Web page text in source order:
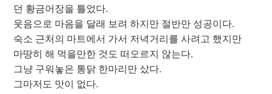
던 황금어장을 틀었다.
웃음으로 마음을 달래 보려 하지만 절반만 성공이다.
숙소 근처의 마트에서 가서 저녁거리를 사려고 했지만
마땅히 해 먹을만한 것도 떠오르지 않는다.
그냥 구워놓은 통닭 한마리만 샀다.
그마저도 맛이 없다.